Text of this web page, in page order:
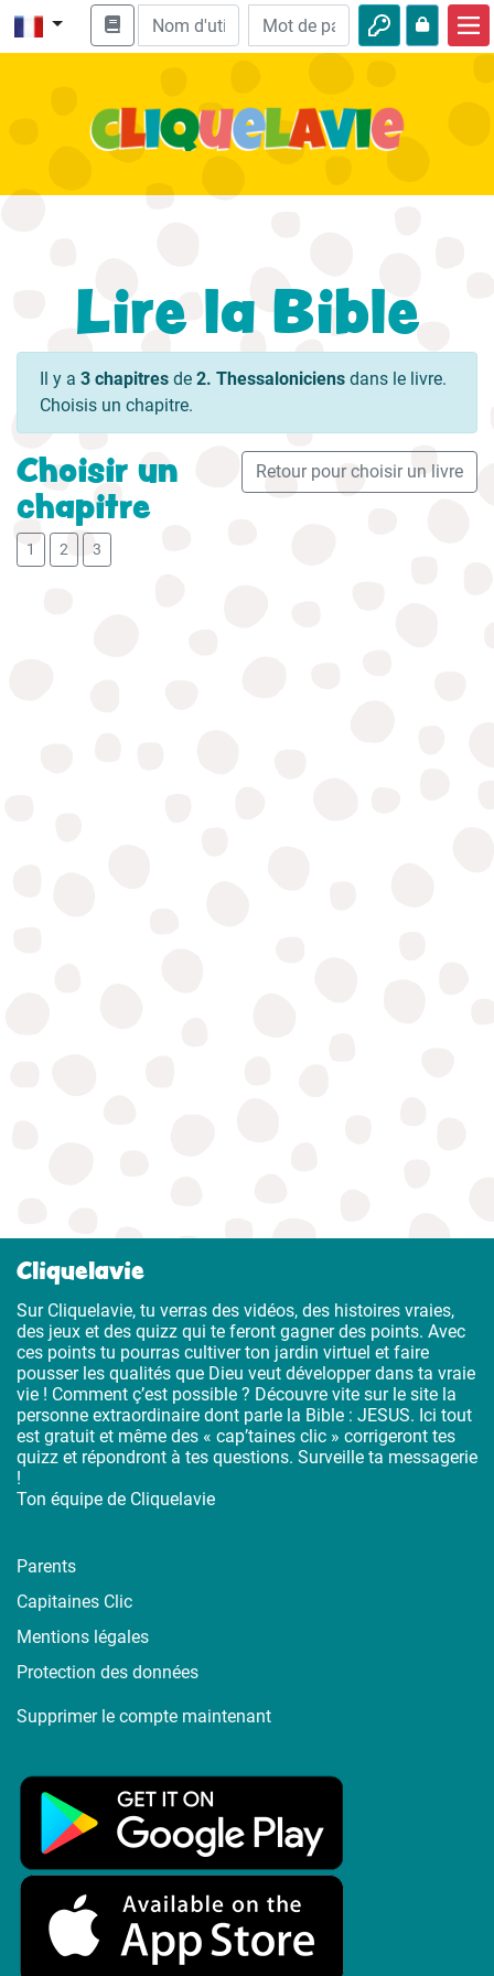
Enseignement biblique
Aventures
Loisirs
Lire la Bible
Il y a 3 chapitres de 2. Thessaloniciens dans le livre.
Choisis un chapitre.
Retour pour choisir un livre
Choisir un
chapitre
1 2 3
Cliquelavie
Sur Cliquelavie, tu verras des vidéos, des histoires vraies,
des jeux et des quizz qui te feront gagner des points. Avec
ces points tu pourras cultiver ton jardin virtuel et faire
pousser les qualités que Dieu veut développer dans ta vraie
vie ! Comment ç’est possible ? Découvre vite sur le site la
personne extraordinaire dont parle la Bible : JESUS. Ici tout
est gratuit et même des « cap’taines clic » corrigeront tes
quizz et répondront à tes questions. Surveille ta messagerie
!
Ton équipe de Cliquelavie
Parents
Capitaines Clic
Mentions légales
Protection des données
Supprimer le compte maintenant